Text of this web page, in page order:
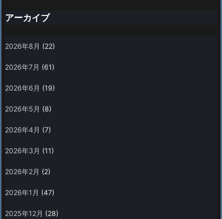
アーカイブ
2026年8月 (22)
2026年7月 (61)
2026年6月 (19)
2026年5月 (8)
2026年4月 (7)
2026年3月 (11)
2026年2月 (2)
2026年1月 (47)
2025年12月 (28)